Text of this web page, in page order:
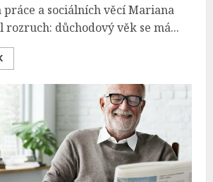
a sociálních věcí Mariana
důchodový věk se má...